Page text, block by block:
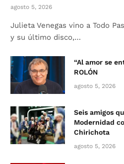
agosto 5, 2026
Julieta Venegas vino a Todo
y su último disco,…
“Al amor se
ROLÓN
agosto 5, 2026
Seis amigos
Modernidad
Chirichota
agosto 5, 2026